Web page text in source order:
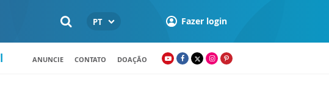
PT Fazer login
ANUNCIE CONTATO DOAÇÃO